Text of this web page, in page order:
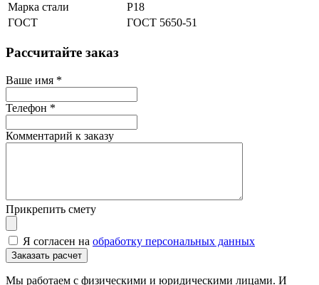
Марка стали
Р18
ГОСТ
ГОСТ 5650-51
Рассчитайте заказ
Ваше имя *
Телефон *
Комментарий к заказу
Прикрепить смету
Я согласен на обработку персональных данных
Мы работаем с физическими и юридическими лицами. И